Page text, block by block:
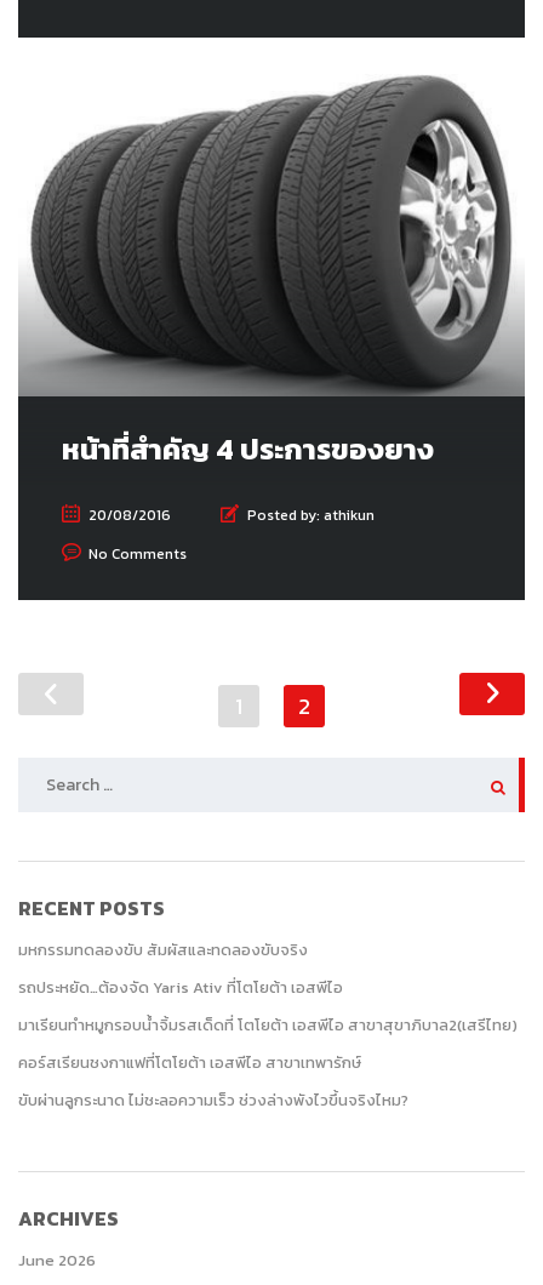
หน้าที่สำคัญ 4 ประการของยาง
20/08/2016 Posted by: athikun
No Comments
1 2
SEARCH
RECENT POSTS
มหกรรมทดลองขับ สัมผัสและทดลองขับจริง
รถประหยัด…ต้องจัด Yaris Ativ ที่โตโยต้า เอสพีไอ
มาเรียนทำหมูกรอบน้ำจิ้มรสเด็ดที่ โตโยต้า เอสพีไอ สาขาสุขาภิบาล2(เสรีไทย)
คอร์สเรียนชงกาแฟที่โตโยต้า เอสพีไอ สาขาเทพารักษ์
ขับผ่านลูกระนาด ไม่ชะลอความเร็ว ช่วงล่างพังไวขึ้นจริงไหม?
ARCHIVES
June 2026